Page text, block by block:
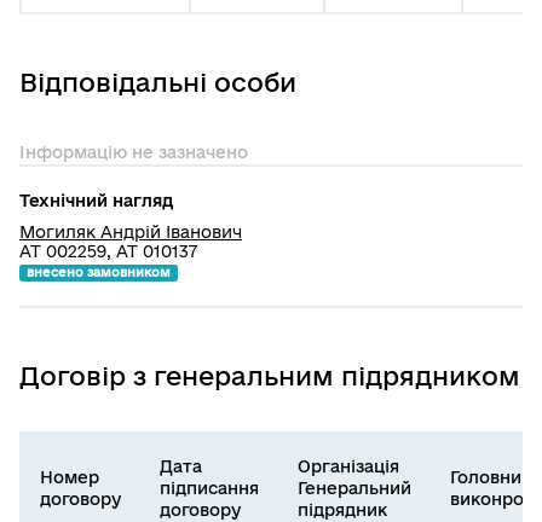
Відповідальні особи
Інформацію не зазначено
Технічний нагляд
Могиляк Андрій Іванович
АТ 002259, АТ 010137
внесено замовником
Договір з генеральним підрядником
Номер
договору
Дата
підписання
договору
Організація
Генеральний
підрядник
Головний
виконроб